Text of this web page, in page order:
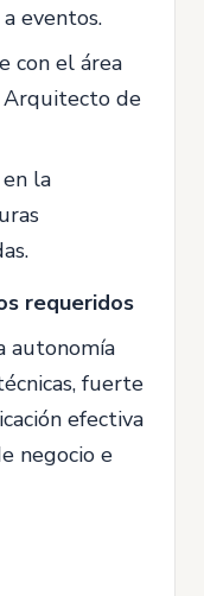
eventos.
con el área
de
la
requeridos
autonomía
fuerte
efectiva
negocio e